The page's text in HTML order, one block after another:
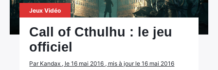
Jeux Vidéo
Call of Cthulhu : le jeu
officiel
Par Kandax , le 16 mai 2016 , mis à jour le 16 mai 2016